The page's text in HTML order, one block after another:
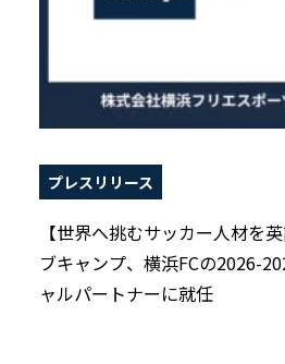
プレスリリース
【世界へ挑むサッカー人材を
ブキャンプ、横浜FCの2026-
ャルパートナーに就任